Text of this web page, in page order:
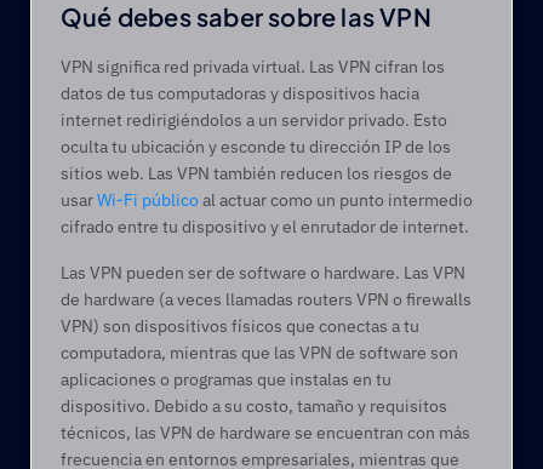
Qué debes saber sobre las VPN
VPN significa red privada virtual. Las VPN cifran los
datos de tus computadoras y dispositivos hacia
internet redirigiéndolos a un servidor privado. Esto
oculta tu ubicación y esconde tu dirección IP de los
sitios web. Las VPN también reducen los riesgos de
usar Wi-Fi público al actuar como un punto intermedio
cifrado entre tu dispositivo y el enrutador de internet.
Las VPN pueden ser de software o hardware. Las VPN
de hardware (a veces llamadas routers VPN o firewalls
VPN) son dispositivos físicos que conectas a tu
computadora, mientras que las VPN de software son
aplicaciones o programas que instalas en tu
dispositivo. Debido a su costo, tamaño y requisitos
técnicos, las VPN de hardware se encuentran con más
frecuencia en entornos empresariales, mientras que